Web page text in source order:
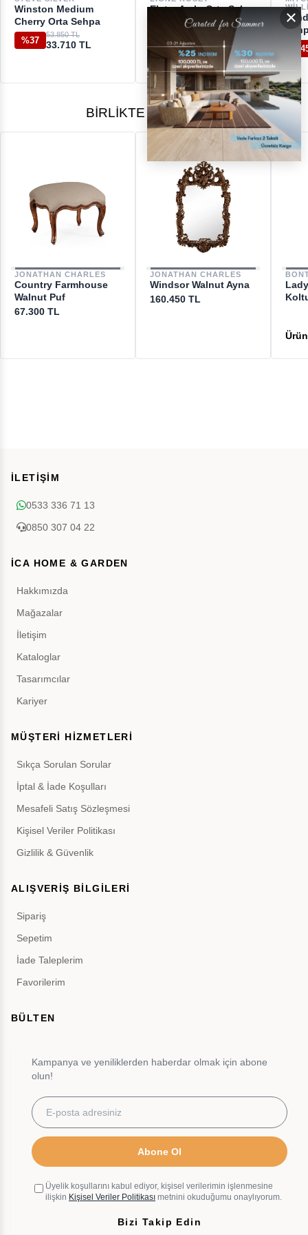
Winston Medium
Cherry Orta Sehpa
%37
53.850 TL
33.710 TL
Elytre Açılır Orta Sehpa
126.350 TL
57.500 TL
BIRLIKTE ALINANLAR
JONATHAN CHARLES
Country Farmhouse
Walnut Puf
67.300 TL
JONATHAN CHARLES
Windsor Walnut Ayna
160.450 TL
×
İLETİŞİM
0533 336 71 13
0850 307 04 22
İCA HOME & GARDEN
Hakkımızda
Mağazalar
İletişim
Kataloglar
Tasarımcılar
Kariyer
MÜŞTERİ HİZMETLERİ
Sıkça Sorulan Sorular
İptal & İade Koşulları
Mesafeli Satış Sözleşmesi
Kişisel Veriler Politikası
Gizlilik & Güvenlik
ALIŞVERİŞ BİLGİLERİ
Sipariş
Sepetim
İade Taleplerim
Favorilerim
BÜLTEN
Kampanya ve yeniliklerden haberdar olmak için abone
olun!
Abone Ol
Üyelik koşullarını kabul ediyor, kişisel verilerimin işlenmesine
ilişkin Kişisel Veriler Politikası metnini okuduğumu onaylıyorum.
Bizi Takip Edin